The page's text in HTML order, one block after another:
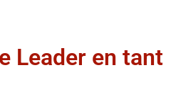
Leader en tant